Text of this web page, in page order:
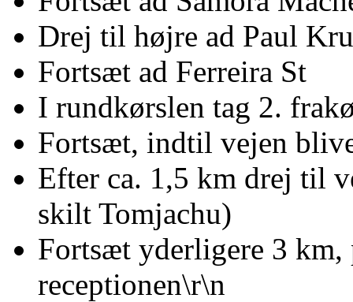
Drej til højre ad Paul
Fortsæt ad Ferreira St
I rundkørslen tag 2.
Fortsæt, indtil vejen
Efter ca. 1,5 km drej til
skilt Tomjachu)
Fortsæt yderligere 3
receptionen\r\n